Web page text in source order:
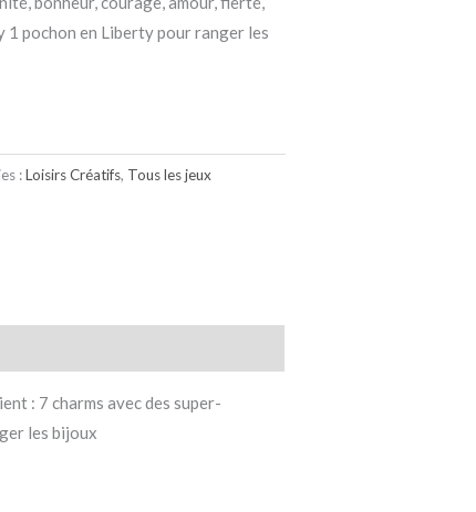
1 pochon en Liberty pour ranger les
:Loisirs Créatifs, Tous les jeux
: 7 charms avec des super-
les bijoux